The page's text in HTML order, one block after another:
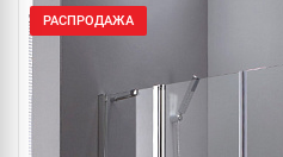
РАСПРОДАЖА